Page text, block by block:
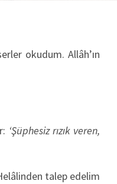
okudum. Allâh’ın
‘Şüphesiz rızık veren,
talep edelim